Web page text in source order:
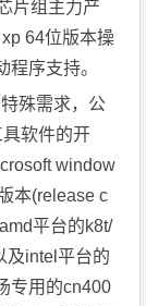
片组主力产
64位版本操
序支持。
殊需求，公
软件的开
window
本(release c
平台的k8t/
及intel平台的
专用的cn400